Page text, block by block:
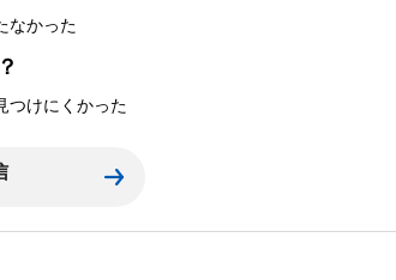
なかった
つけにくかった